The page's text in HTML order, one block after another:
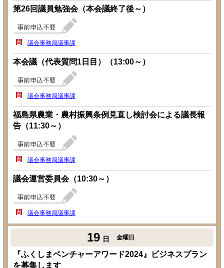
第26回議員勉強会（本会議終了後～）
議会事務局議事課
本会議（代表質問1日目）（13:00～）
議会事務局議事課
福島県農業・農村振興条例見直し検討会による議長報
告（11:30～）
議会事務局議事課
議会運営委員会（10:30～）
議会事務局議事課
19 日 金曜日
『ふくしまベンチャーアワード2024』ビジネスプラン
を募集します